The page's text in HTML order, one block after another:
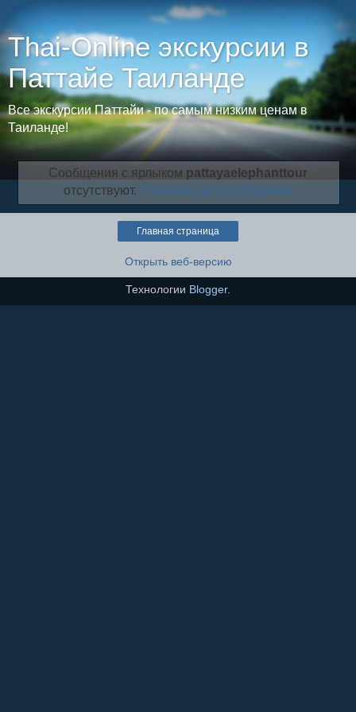
Thai-Online экскурсии в
Паттайе Таиланде
Все экскурсии Паттайи - по самым низким ценам в
Таиланде!
Сообщения с ярлыком pattayaelephanttour
отсутствуют.
Показать все сообщения
Главная страница
Открыть веб-версию
Технологии Blogger.